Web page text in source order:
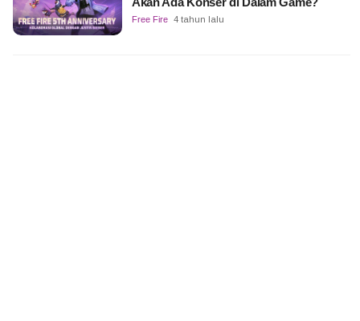
Free Fire 4 tahun lalu